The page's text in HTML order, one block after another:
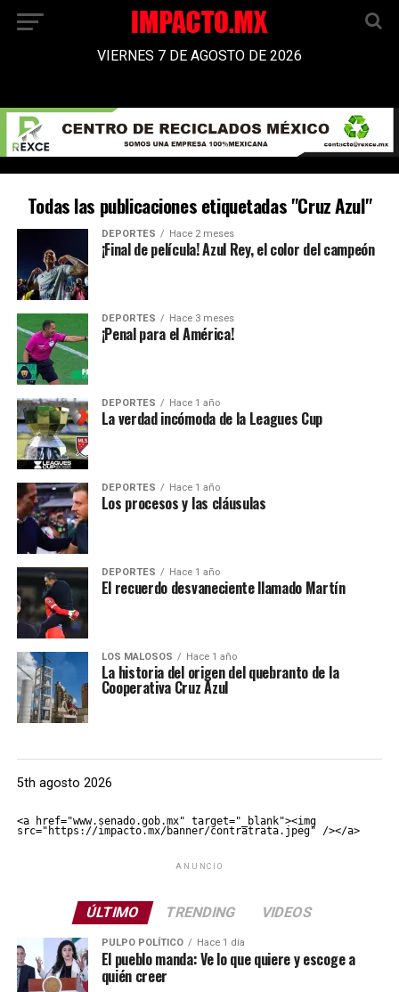
VIERNES 7 DE AGOSTO DE 2026
Todas las publicaciones etiquetadas "Cruz Azul"
DEPORTES Hace 2 meses
¡Final de película! Azul Rey, el color del campeón
DEPORTES Hace 3 meses
¡Penal para el América!
DEPORTES Hace 1 año
La verdad incómoda de la Leagues Cup
DEPORTES Hace 1 año
Los procesos y las cláusulas
DEPORTES Hace 1 año
El recuerdo desvaneciente llamado Martín
LOS MALOSOS Hace 1 año
La historia del origen del quebranto de la
Cooperativa Cruz Azul
5th agosto 2026
<a href="www.senado.gob.mx" target="_blank"><img
src="https://impacto.mx/banner/contratrata.jpeg" /></a>
ANUNCIO
ÚLTIMO TRENDING VIDEOS
PULPO POLÍTICO Hace 1 día
El pueblo manda: Ve lo que quiere y escoge a
quién creer